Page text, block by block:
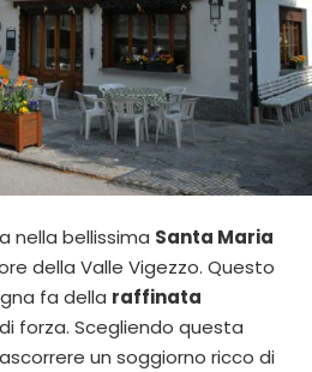
nella bellissima Santa Maria
della Valle Vigezzo. Questo
fa della raffinata
forza. Scegliendo questa
un soggiorno ricco di